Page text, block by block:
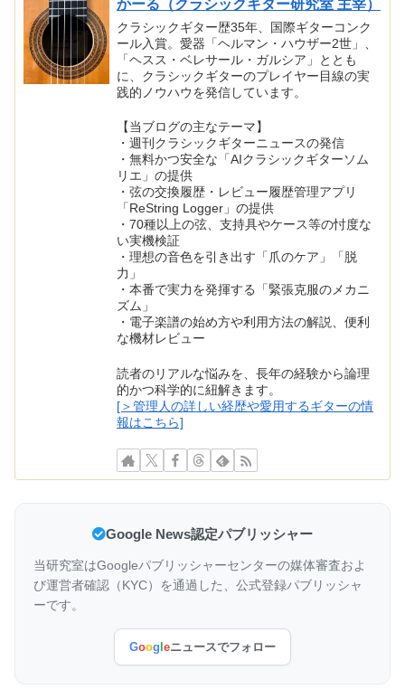
かーる（クラシックギター研究室 主宰）
クラシックギター歴35年、国際ギターコンク
ール入賞。愛器「ヘルマン・ハウザー2世」、
「ヘスス・ベレサール・ガルシア」ととも
に、クラシックギターのプレイヤー目線の実
践的ノウハウを発信しています。
【当ブログの主なテーマ】
・週刊クラシックギターニュースの発信
・無料かつ安全な「AIクラシックギターソム
リエ」の提供
・弦の交換履歴・レビュー履歴管理アプリ
「ReString Logger」の提供
・70種以上の弦、支持具やケース等の忖度な
い実機検証
・理想の音色を引き出す「爪のケア」「脱
力」
・本番で実力を発揮する「緊張克服のメカニ
ズム」
・電子楽譜の始め方や利用方法の解説、便利
な機材レビュー
読者のリアルな悩みを、長年の経験から論理
的かつ科学的に紐解きます。
[＞管理人の詳しい経歴や愛用するギターの情
報はこちら]
Google News認定パブリッシャー
当研究室はGoogleパブリッシャーセンターの媒体審査およ
び運営者確認（KYC）を通過した、公式登録パブリッシャ
ーです。
Goog eニュースでフォロー